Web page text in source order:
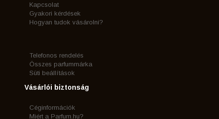
Kapcsolat
Gyakori kérdések
Hogyan tudok vásárolni?
Telefonos rendelés
Összes parfummárka
Süti beállítások
Vásárlói biztonság
Céginformációk
Miért a Parfum.hu?